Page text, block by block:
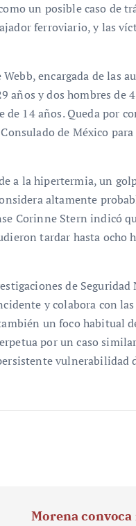
un posible caso de
ferroviario, y las
encargada de las
y dos hombres de
14 años. Queda por
de México
a la hipertermia, un
altamente
Corinne Stern indicó
tardar hasta ocho
de
y colabora con
un foco habitual
por un caso
vulnerabilidad
Morena